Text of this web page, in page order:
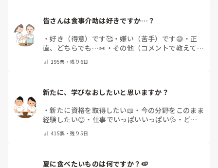
皆さんは食事介助は好きですか…？
・好き（得意）です🥰・嫌い（苦手）です😅 ・ 正
直、どちらでも…👀 ・ その他（コメントで教えてく
195票・残り6日
新たに、学びなおしたいと思いますか？
・新たに資格を取得したい📖 ・ 今の分野をこのまま
経験したい😊 ・ 仕事でいっぱいいっぱい💦 ・ どん
教えてください）
415票・残り5日
夏に食べたいものは何ですか？🍉